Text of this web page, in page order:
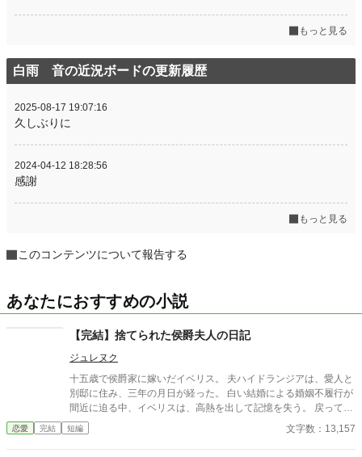
もっと見る
白雨 音の近況ボードの更新履歴
2025-08-17 19:07:16
久しぶりに
2024-04-12 18:28:56
感謝
もっと見る
このコンテンツについて報告する
あなたにおすすめの小説
【完結】捨てられた侯爵夫人の日記
ジュレヌク
十五歳で侯爵家に嫁いだイベリス。 夫ハイドランジアは、愛人と
別邸に住み、三年の月日が経った。 白い結婚による婚姻不履行が
間近に迫る中、イベリスは、高熱を出して記憶を失う。 戻ってき
た夫は、妻に仕える侍女アリッサムから、いない月日の間書き綴
られた日記を手渡される。 そこには、出会った日から自分を恋し
恋愛 完結 短編 文字数：13,157